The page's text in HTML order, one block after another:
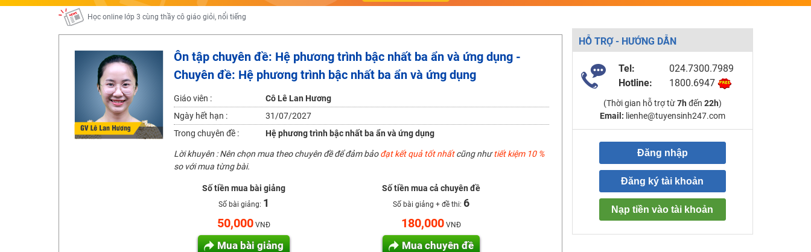
Học online lớp 3 cùng thầy cô giáo giỏi, nổi tiếng
Học online lớp 2 với thầy cô giáo giỏi, nổi tiếng
2K6! Lộ Trình Sun 2024 - Ba bước luyện thi TN THPT - ĐH ít nhất 25 điểm
Hot! Lễ hội đồng giá 449K - 499K toàn bộ khoá học tại Tuyensinh247 (Từ 16-18/07/2025)
Khuyến Mãi Khoá Học 1K Chỉ Từ 11-13/09/2024
Đồng giá khóa học 499K - 399K (13/11-15/11)
Khai giảng các khóa lớp 9 Toán - Lý - Hóa - Văn - Anh năm 2018
Luyện thi vào lớp 10 môn Toán, Văn, Hóa, Anh, Lý với giáo viên giỏi và nổi tiếng
Ôn tập chuyên đề: Hệ phương trình bậc nhất ba ẩn và ứng dụng -
Chuyên đề: Hệ phương trình bậc nhất ba ẩn và ứng dụng
Giáo viên :
Cô Lê Lan Hương
Ngày hết hạn :
31/07/2027
Trong chuyên đề :
Hệ phương trình bậc nhất ba ẩn và ứng dụng
Lời khuyên : Nên chọn mua theo chuyên đề để đảm bảođạt kết quả tốt nhấtcũng nhưtiết kiệm 10 %
so với mua từng bài.
Số tiền mua bài giảng
Số bài giảng: 1
50,000VNĐ
Mua bài giảng
Số tiền mua cả chuyên đề
Số bài giảng + đề thi: 6
180,000 VNĐ
Mua chuyên đề
HỖ TRỢ - HƯỚNG DẪN
Tel:
024.7300.7989
Hotline:
1800.6947
(Thời gian hỗ trợ từ7h đến 22h)
Email: lienhe@tuyensinh247.com
Đăng nhập
Đăng ký tài khoản
Nạp tiền vào tài khoản